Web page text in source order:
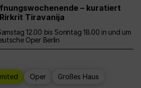
– kuratiert
Tiravanija
12.00 bis Sonntag 18.00 in und um
Oper Berlin
Oper Großes Haus